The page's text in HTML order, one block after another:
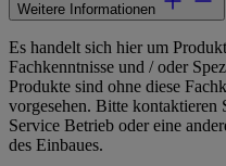
Weitere Informationen
Es handelt sich hier um
Fachkenntnisse und / oder
Produkte sind ohne diese
vorgesehen. Bitte kontaktieren
Service Betrieb oder eine
des Einbaues.